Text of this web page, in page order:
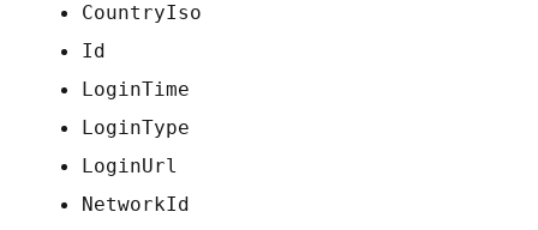
CountryIso
Id
LoginTime
LoginType
LoginUrl
NetworkId